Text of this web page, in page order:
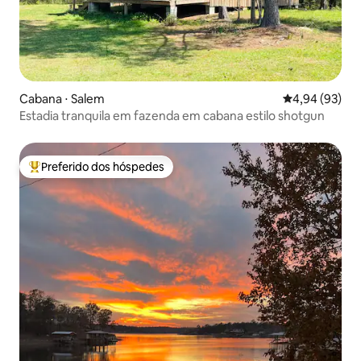
Cabana ⋅ Salem 4,94 de uma
4,94 (93)
Estadia tranquila em fazenda em cabana estilo shotgun
Entre os melhores preferidos dos hóspedes
Preferido dos hóspedes